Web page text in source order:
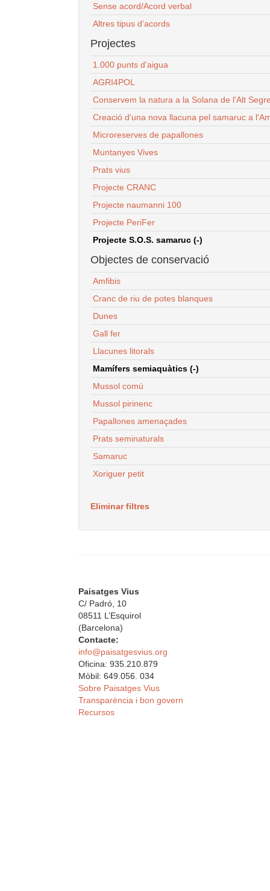
Sense acord/Acord verbal
Altres tipus d'acords
Projectes
1.000 punts d'aigua
AGRI4POL
Conservem la natura a la Solana de l'Alt
Creació d'una nova llacuna pel samaruc a
Microreserves de papallones
Muntanyes Vives
Prats vius
Projecte CRANC
Projecte naumanni 100
Projecte PeriFer
Projecte S.O.S. samaruc (-)
Objectes de conservació
Amfibis
Cranc de riu de potes blanques
Dunes
Gall fer
Llacunes litorals
Mamífers semiaquàtics (-)
Mussol comú
Mussol pirinenc
Papallones amenaçades
Prats seminaturals
Samaruc
Xoriguer petit
Eliminar filtres
Paisatges Vius
C/ Padró, 10
08511 L’Esquirol
(Barcelona)
Contacte:
info@paisatgesvius.org
Oficina: 935.210.879
Mòbil: 649.056. 034
Sobre Paisatges Vius
Transparència i bon govern
Recursos